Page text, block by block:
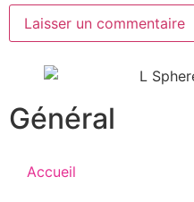
Général
Accueil